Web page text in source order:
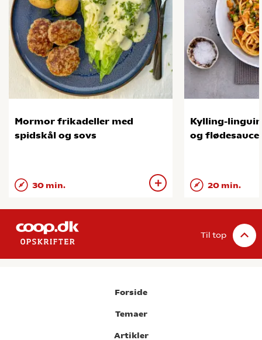
Mormor frikadeller med
spidskål og sovs
30 min.
Kylling-
og flødesauce
20 min.
Til top
Forside
Temaer
Artikler